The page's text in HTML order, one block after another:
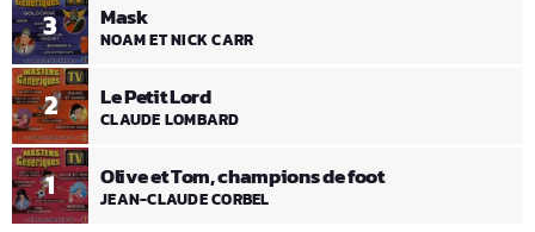
1 Olive et Tom, champions de foot
JEAN-CLAUDE CORBEL
2 Le Petit Lord
CLAUDE LOMBARD
3 Mask
NOAM ET NICK CARR